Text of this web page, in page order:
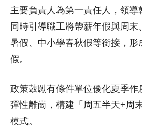
主要負責人為第一責任人，領導
同時引導職工將帶薪年假與周
暑假、中小學春秋假等銜接，形
假。
政策鼓勵有條件單位優化夏季作
彈性離崗，構建「周五半天+周
模式。